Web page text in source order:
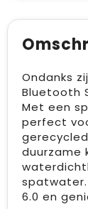
Ondanks
Bluetooth
Met een
perfect
duurzame
6.0 en